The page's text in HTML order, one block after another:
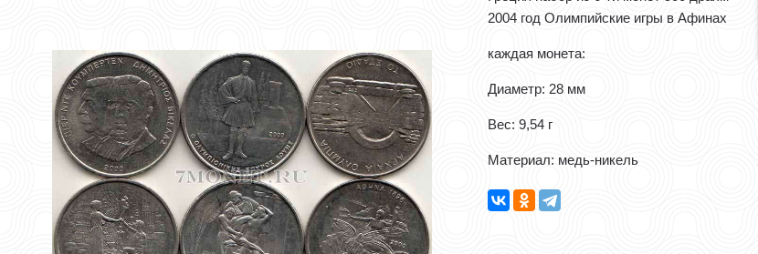
2004 год Олимпийские игры в Афинах
каждая монета:
Диаметр: 28 мм
Вес: 9,54 г
Материал: медь-никель